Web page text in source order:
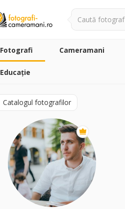
Fotografi Cameramani
Educație
Catalogul fotografilor